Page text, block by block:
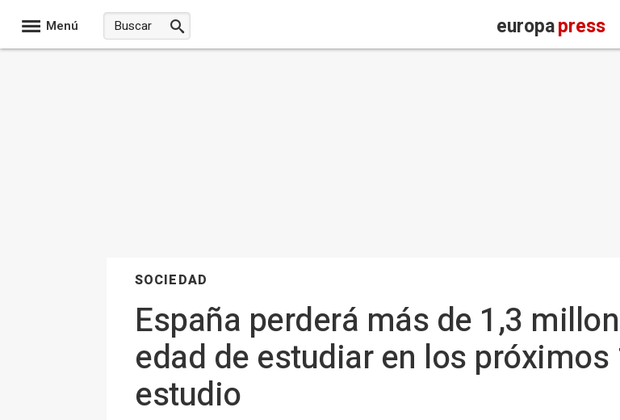
Menú europapress
SOCIEDAD
España perderá más de 1,3
edad de estudiar en los próximos
estudio